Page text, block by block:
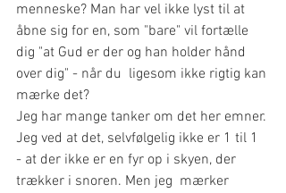
menneske? Man har vel ikke lyst til at
åbne sig for en, som "bare" vil fortælle
dig "at Gud er der og han holder hånd
over dig" - når du  ligesom ikke rigtig kan
mærke det?
Jeg har mange tanker om det her emner.
Jeg ved at det, selvfølgelig ikke er 1 til 1
- at der ikke er en fyr op i skyen, der
trækker i snoren. Men jeg  mærker